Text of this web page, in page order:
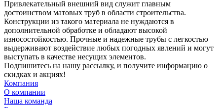
Привлекательный внешний вид служит главным
достоинством матовых труб в области строительства.
Конструкции из такого материала не нуждаются в
дополнительной обработке и обладают высокой
износостойкостью. Прочные и надежные трубы с легкостью
выдерживают воздействие любых погодных явлений и могут
выступать в качестве несущих элементов.
Подпишитесь на нашу рассылку, и получите информацию о
скидках и акциях!
Компания
О компании
Наша команда